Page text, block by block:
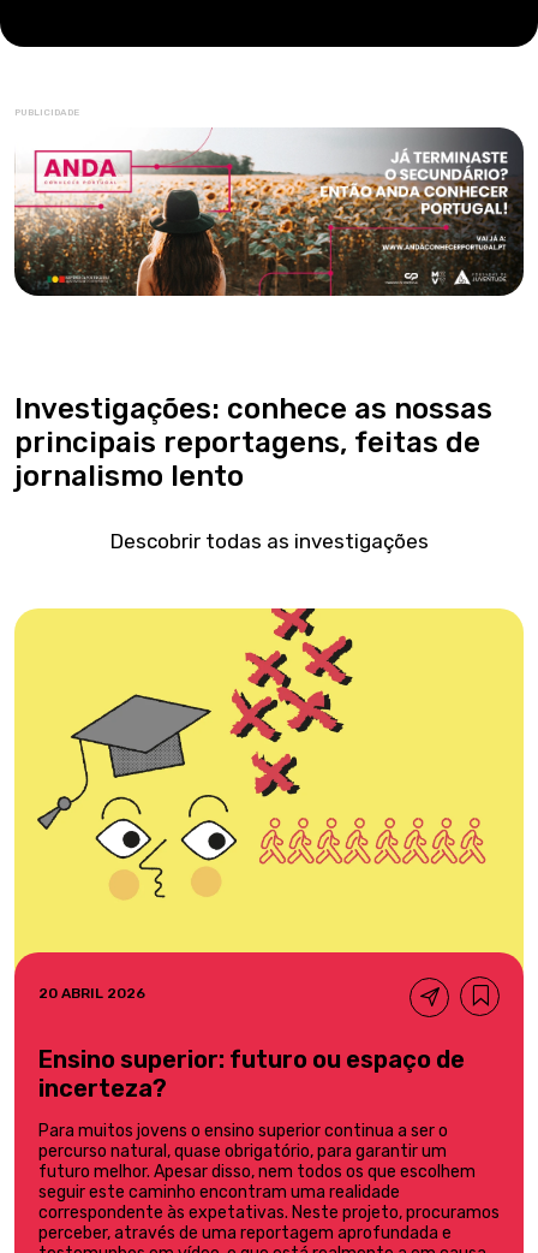
PUBLICIDADE
Investigações: conhece as nossas
principais reportagens, feitas de
jornalismo lento
Descobrir todas as investigações
20 ABRIL 2026
Ensino superior: futuro ou espaço de
incerteza?
Para muitos jovens o ensino superior continua a ser o
percurso natural, quase obrigatório, para garantir um
futuro melhor. Apesar disso, nem todos os que escolhem
seguir este caminho encontram uma realidade
correspondente às expetativas. Neste projeto, procuramos
perceber, através de uma reportagem aprofundada e